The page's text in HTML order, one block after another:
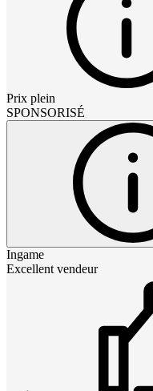
Prix plein
SPONSORISÉ
Ingame
Excellent vendeur